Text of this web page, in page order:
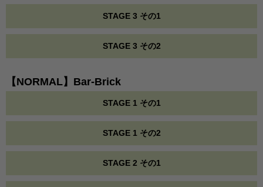
STAGE 3 その1
STAGE 3 その2
【NORMAL】Bar-Brick
STAGE 1 その1
STAGE 1 その2
STAGE 2 その1